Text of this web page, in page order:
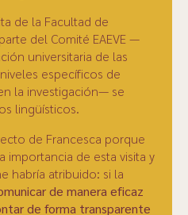
de la Facultad de
del Comité EAEVE —
universitaria de las
específicos de
la investigación— se
lingüísticos.
de Francesca porque
importancia de esta visita y
habría atribuido: si la
de manera eficaz
de forma transparente